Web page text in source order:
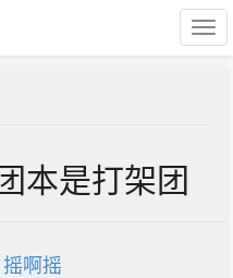
本是打架团
啊摇